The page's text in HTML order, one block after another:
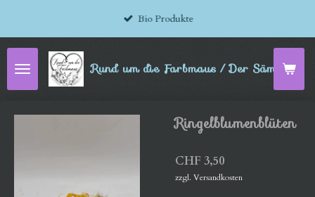
springen
Rund um die Farbmaus / Der
Bio Produkte
Ringelblumenblüten
CHF 3,50
zzgl. Versandkosten